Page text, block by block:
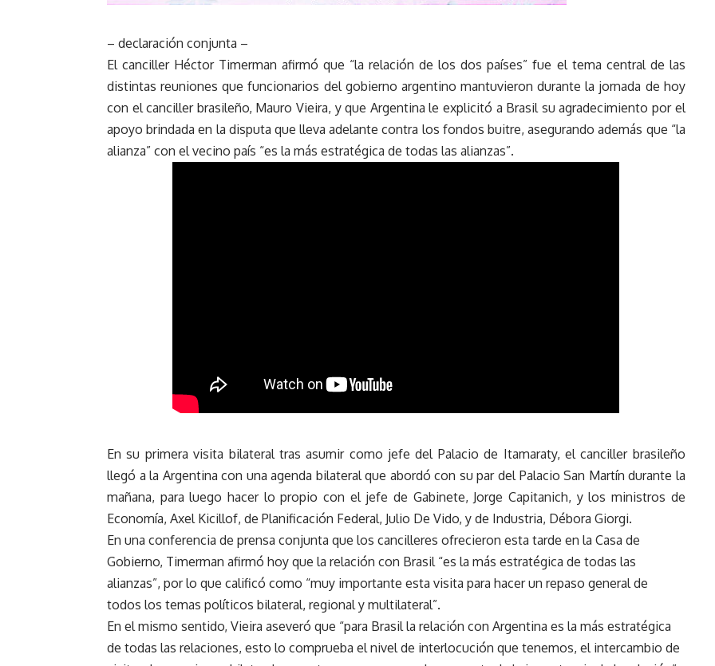
– declaración conjunta –
El canciller Héctor Timerman afirmó que “la relación de los dos países” fue el tema central de las
distintas reuniones que funcionarios del gobierno argentino mantuvieron durante la jornada de hoy
con el canciller brasileño, Mauro Vieira, y que Argentina le explicitó a Brasil su agradecimiento por el
apoyo brindada en la disputa que lleva adelante contra los fondos buitre, asegurando además que “la
alianza” con el vecino país “es la más estratégica de todas las alianzas”.
En su primera visita bilateral tras asumir como jefe del Palacio de Itamaraty, el canciller brasileño
llegó a la Argentina con una agenda bilateral que abordó con su par del Palacio San Martín durante la
mañana, para luego hacer lo propio con el jefe de Gabinete, Jorge Capitanich, y los ministros de
Economía, Axel Kicillof, de Planificación Federal, Julio De Vido, y de Industria, Débora Giorgi.
En una conferencia de prensa conjunta que los cancilleres ofrecieron esta tarde en la Casa de
Gobierno, Timerman afirmó hoy que la relación con Brasil “es la más estratégica de todas las
alianzas”, por lo que calificó como “muy importante esta visita para hacer un repaso general de
todos los temas políticos bilateral, regional y multilateral”.
En el mismo sentido, Vieira aseveró que “para Brasil la relación con Argentina es la más estratégica
de todas las relaciones, esto lo comprueba el nivel de interlocución que tenemos, el intercambio de